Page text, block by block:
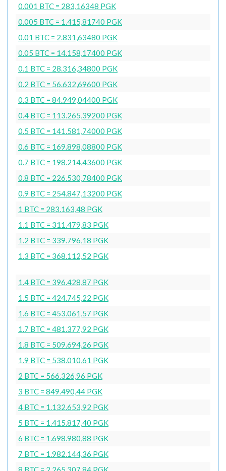
0.001 BTC = 283,16348 PGK
0.005 BTC = 1.415,81740 PGK
0.01 BTC = 2.831,63480 PGK
0.05 BTC = 14.158,17400 PGK
0.1 BTC = 28.316,34800 PGK
0.2 BTC = 56.632,69600 PGK
0.3 BTC = 84.949,04400 PGK
0.4 BTC = 113.265,39200 PGK
0.5 BTC = 141.581,74000 PGK
0.6 BTC = 169.898,08800 PGK
0.7 BTC = 198.214,43600 PGK
0.8 BTC = 226.530,78400 PGK
0.9 BTC = 254.847,13200 PGK
1 BTC = 283.163,48 PGK
1.1 BTC = 311.479,83 PGK
1.2 BTC = 339.796,18 PGK
1.3 BTC = 368.112,52 PGK
1.4 BTC = 396.428,87 PGK
1.5 BTC = 424.745,22 PGK
1.6 BTC = 453.061,57 PGK
1.7 BTC = 481.377,92 PGK
1.8 BTC = 509.694,26 PGK
1.9 BTC = 538.010,61 PGK
2 BTC = 566.326,96 PGK
3 BTC = 849.490,44 PGK
4 BTC = 1.132.653,92 PGK
5 BTC = 1.415.817,40 PGK
6 BTC = 1.698.980,88 PGK
7 BTC = 1.982.144,36 PGK